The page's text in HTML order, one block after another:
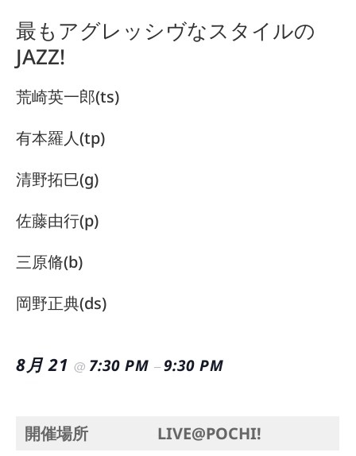
最もアグレッシヴなスタイルの
JAZZ!
荒崎英一郎(ts)
有本羅人(tp)
清野拓巳(g)
佐藤由行(p)
三原脩(b)
岡野正典(ds)
8月 21 @ 7:30 PM –9:30 PM
開催場所 LIVE@POCHI!